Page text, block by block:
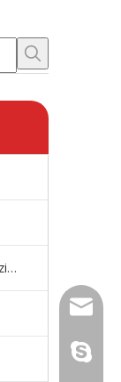
Sistema di riscaldamento a induzione della paniera
dal